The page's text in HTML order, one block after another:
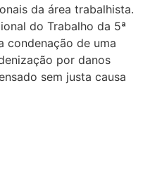
da área trabalhista.
do Trabalho da 5ª
condenação de uma
por danos
sem justa causa